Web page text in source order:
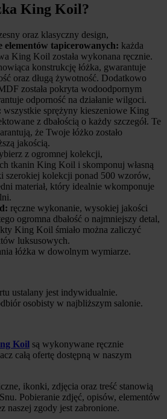
King Koil?
oraz klasyczny design,
elementów tapicerowanych: każda
King Koil została wykonana ręcznie.
konstrukcję łóżka, gwarantuje
oraz długą żywotność. Dodatkowo
została pokryta wodoodpornym
odporność na działanie wilgoci.
wszystkie sprężyny kieszeniowe King
z dbałością o każdy szczegół. Te
że Twoje łóżko zostało
jakością.
z ogromnej kolekcji,
tkanin King Koil i skomponuj własną
szerokiej kolekcji ponad 500 wzorów,
materiał, który idealnie wkomponuje
ręczne wykonanie, wysokiej jakości
ogromna dbałość o najmniejszy detal,
King Koil śmiało można zaliczyć
luksusowych.
łóżka w dowolnym wymiarze.
ustalany jest indywidualnie.
osobisty w najbliższym salonie.
Koil są wykonywane ręcznie
całą ofertę dostępną w naszym
ikonki, zdjęcia oraz treść stanowią
Pobieranie zdjęć, opisów, elementów
naszej zgody jest zabronione.